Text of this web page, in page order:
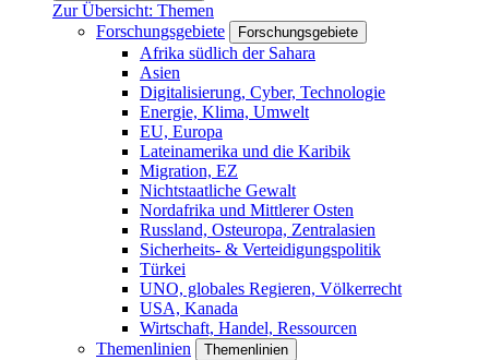
Zur Übersicht: Themen
Forschungsgebiete
Forschungsgebiete
Afrika südlich der Sahara
Asien
Digitalisierung, Cyber, Technologie
Energie, Klima, Umwelt
EU, Europa
Lateinamerika und die Karibik
Migration, EZ
Nichtstaatliche Gewalt
Nordafrika und Mittlerer Osten
Russland, Osteuropa, Zentralasien
Sicherheits- & Verteidigungspolitik
Türkei
UNO, globales Regieren, Völkerrecht
USA, Kanada
Wirtschaft, Handel, Ressourcen
Themenlinien
Themenlinien